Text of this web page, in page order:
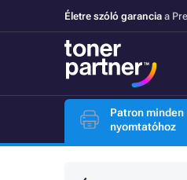
Életre szóló garancia a
Patron minden
nyomtatóhoz